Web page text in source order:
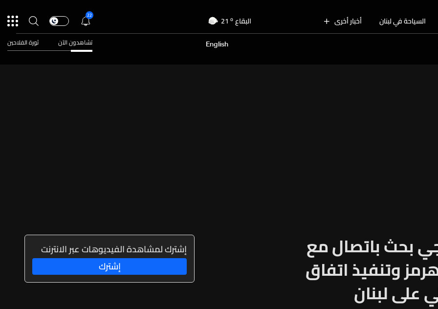
السياحة في لبنان أخبار أخرى البقاع 21 o
الجنوب 26o
26
22
English تشاهدون الآن ثورة الفلاحين
بحث باتصال مع
وتنفيذ اتفاق
على لبنان
إشترك لمشاهدة الفيديوهات عبر الانترنت
إشترك